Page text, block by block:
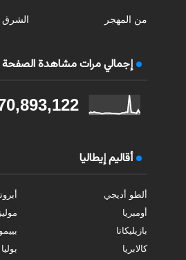
من المهجر الشرق
إجمالي مرات مشاهدة الصفحة
أقاليم إيطاليا
ألطو أديجي
أومبريا
بازيليكاتا
كالابريا
بوليا